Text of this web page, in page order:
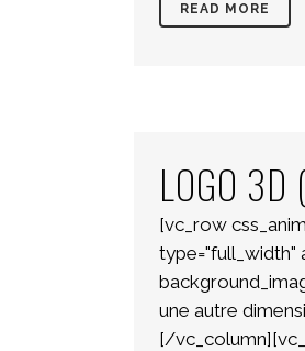
READ MORE
LOGO 3D
[vc_row
type="full_width"
une autre
[/